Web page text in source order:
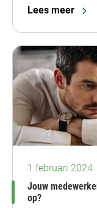
Lees meer
1 februari 2024
Jouw
op?